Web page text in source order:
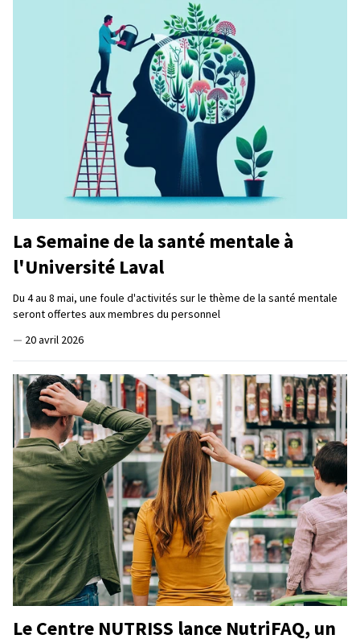
La Semaine de la santé mentale à
l'Université Laval
Du 4 au 8 mai, une foule d'activités sur le thème de la santé mentale
seront offertes aux membres du personnel
— 20 avril 2026
Le Centre NUTRISS lance NutriFAQ, un